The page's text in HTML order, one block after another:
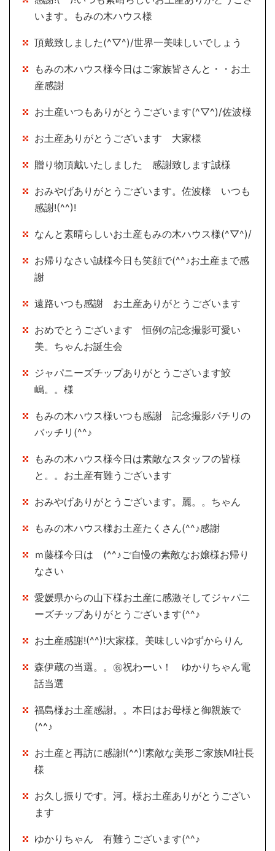
います。もみの木ハウス様
頂戴致しました(^▽^)/世界一美味しいでしょう
もみの木ハウス様今日はご家族皆さんと・・お土
産感謝
お土産いつもありがとうございます(^▽^)/佐波様
お土産ありがとうございます 大家様
贈り物頂戴いたしました 感謝致します誠様
おみやげありがとうございます。佐波様 いつも
感謝!(^^)!
なんと素晴らしいお土産もみの木ハウス様(^▽^)/
お帰りなさい誠様今日も笑顔で(^^♪お土産まで感
謝
遠路いつも感謝 お土産ありがとうございます
おめでとうございます 恒例の記念撮影可愛い
美。ちゃんお誕生会
ジャパニーズチップありがとうございます鮫
嶋。。様
もみの木ハウス様いつも感謝 記念撮影パチリの
バッチリ(^^♪
もみの木ハウス様今日は素敵なスタッフの皆様
と。。お土産有難うございます
おみやげありがとうございます。麗。。ちゃん
もみの木ハウス様お土産たくさん(^^♪感謝
ｍ藤様今日は (^^♪ご自慢の素敵なお嬢様お帰り
なさい
愛媛県からの山下様お土産に感激そしてジャパニ
ーズチップありがとうございます(^^♪
お土産感謝!(^^)!大家様。美味しいゆずからりん
森伊蔵の当選。。㊗祝わーい！ ゆかりちゃん電
話当選
福島様お土産感謝。。本日はお母様と御親族で
(^^♪
お土産と再訪に感謝!(^^)!素敵な美形ご家族MI社長
様
お久し振りです。河。様お土産ありがとうござい
ます
ゆかりちゃん 有難うございます(^^♪